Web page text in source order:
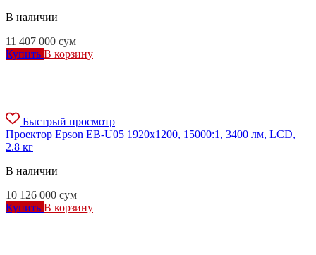
В наличии
11 407 000 сум
Купить В корзину
Быстрый просмотр
Проектор Epson EB-U05 1920x1200, 15000:1, 3400 лм, LCD,
2.8 кг
В наличии
10 126 000 сум
Купить В корзину